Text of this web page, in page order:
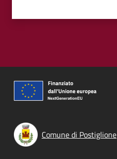
Comune di Postiglione